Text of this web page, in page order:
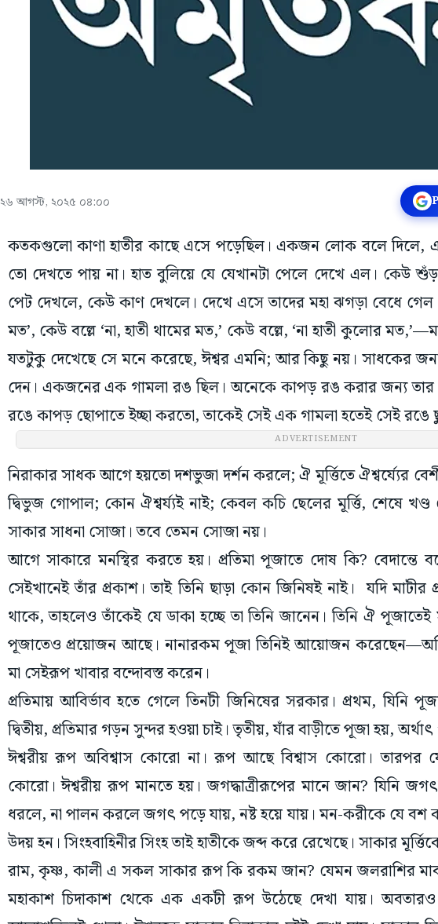
২৬ আগস্ট, ২০২৫ ০৪:০০
কতকগুলো কাণা হাতীর কাছে এসে পড়েছিল। একজন লোক বলে দিলে, এ
তো দেখতে পায় না। হাত বুলিয়ে যে যেখানটা পেলে দেখে এল। কেউ
পেট দেখলে, কেউ কাণ দেখলে। দেখে এসে তাদের মহা ঝগড়া বেধে
মত’, কেউ বল্লে ‘না, হাতী থামের মত,’ কেউ বল্লে, ‘না হাতী কুলোর
যতটুকু দেখেছে সে মনে করেছে, ঈশ্বর এমনি; আর কিছু নয়। সাধকের জন্য
দেন। একজনের এক গামলা রঙ ছিল। অনেকে কাপড় রঙ করার জন্য
রঙে কাপড় ছোপাতে ইচ্ছা করতো, তাকেই সেই এক গামলা হতেই সেই রঙে
ADVERTISEMENT
নিরাকার সাধক আগে হয়তো দশভুজা দর্শন করলে; ঐ মূর্ত্তিতে ঐশ্বর্য্যের
দ্বিভুজ গোপাল; কোন ঐশ্বর্য্যই নাই; কেবল কচি ছেলের মূর্ত্তি, শেষে
সাকার সাধনা সোজা। তবে তেমন সোজা নয়।
আগে সাকারে মনস্থির করতে হয়। প্রতিমা পূজাতে দোষ কি? বেদান্তে
সেইখানেই তাঁর প্রকাশ। তাই তিনি ছাড়া কোন জিনিষই নাই। যদি
থাকে, তাহলেও তাঁকেই যে ডাকা হচ্ছে তা তিনি জানেন। তিনি ঐ পূজাতেই
পূজাতেও প্রয়োজন আছে। নানারকম পূজা তিনিই আয়োজন
মা সেইরূপ খাবার বন্দোবস্ত করেন।
প্রতিমায় আবির্ভাব হতে গেলে তিনটী জিনিষের সরকার। প্রথম, যিনি
দ্বিতীয়, প্রতিমার গড়ন সুন্দর হওয়া চাই। তৃতীয়, যাঁর বাড়ীতে পূজা হয়, অর্থাৎ
ঈশ্বরীয় রূপ অবিশ্বাস কোরো না। রূপ আছে বিশ্বাস কোরো। তারপর
কোরো। ঈশ্বরীয় রূপ মানতে হয়। জগদ্ধাত্রীরূপের মানে জান? যিনি
ধরলে, না পালন করলে জগৎ পড়ে যায়, নষ্ট হয়ে যায়। মন-করীকে যে বশ
উদয় হন। সিংহবাহিনীর সিংহ তাই হাতীকে জব্দ করে রেখেছে। সাকার
রাম, কৃষ্ণ, কালী এ সকল সাকার রূপ কি রকম জান? যেমন জলরাশির
মহাকাশ চিদাকাশ থেকে এক একটী রূপ উঠেছে দেখা যায়।